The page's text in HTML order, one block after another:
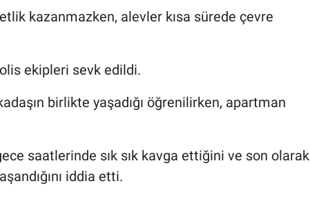
kazanmazken, alevler kısa sürede çevre
ekipleri sevk edildi.
birlikte yaşadığı öğrenilirken, apartman
saatlerinde sık sık kavga ettiğini ve son olarak
iddia etti.